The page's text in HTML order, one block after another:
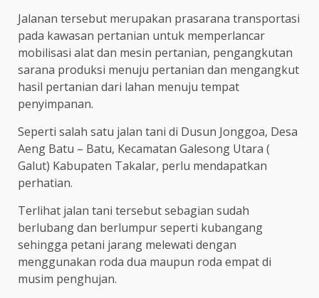
Jalanan tersebut merupakan prasarana transportasi
pada kawasan pertanian untuk memperlancar
mobilisasi alat dan mesin pertanian, pengangkutan
sarana produksi menuju pertanian dan mengangkut
hasil pertanian dari lahan menuju tempat
penyimpanan.
Seperti salah satu jalan tani di Dusun Jonggoa, Desa
Aeng Batu – Batu, Kecamatan Galesong Utara (
Galut) Kabupaten Takalar, perlu mendapatkan
perhatian.
Terlihat jalan tani tersebut sebagian sudah
berlubang dan berlumpur seperti kubangang
sehingga petani jarang melewati dengan
menggunakan roda dua maupun roda empat di
musim penghujan.